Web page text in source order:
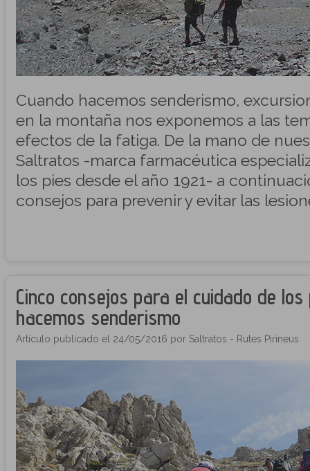
Cuando hacemos senderismo,
en la montaña nos exponemos a las
efectos de la fatiga. De la mano de
Saltratos -marca farmacéutica
los pies desde el año 1921- a
consejos para prevenir y evitar las
Cinco consejos para el cuidado de los
hacemos senderismo
Artículo publicado el 24/05/2016 por Saltratos - Rutes Pirineus